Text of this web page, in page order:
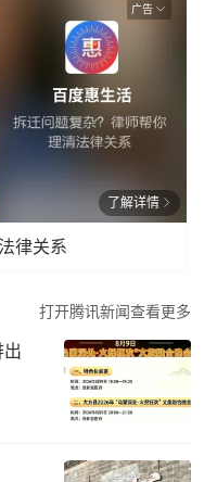
广告
了解详情
律关系
打开腾讯新闻查看更多
出